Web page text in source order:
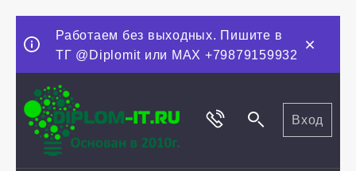
Работаем без выходных. Пишите в
ТГ @Diplomit или MAX +79879159932
Вход